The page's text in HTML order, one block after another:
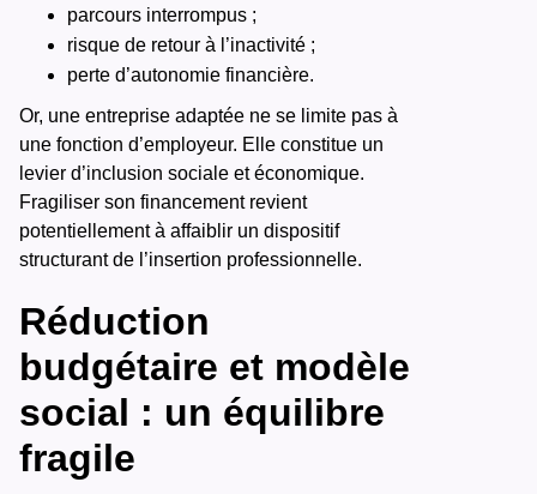
parcours interrompus ;
risque de retour à l’inactivité ;
perte d’autonomie financière.
Or, une entreprise adaptée ne se limite pas à
une fonction d’employeur. Elle constitue un
levier d’inclusion sociale et économique.
Fragiliser son financement revient
potentiellement à affaiblir un dispositif
structurant de l’insertion professionnelle.
Réduction
budgétaire et modèle
social : un équilibre
fragile